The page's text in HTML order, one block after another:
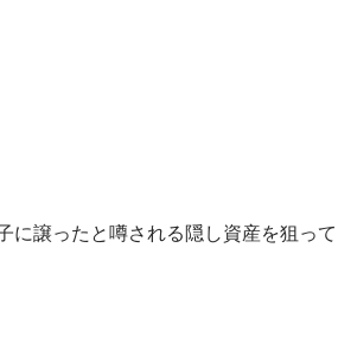
譲ったと噂される隠し資産を狙って